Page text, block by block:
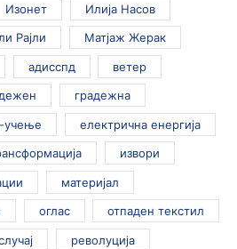
Изонет Илија Насов
Рајли Матјаж Жерак
адисспд ветер
градежна
учење електрична енергија
извори
материјал
оглас отпаден текстил
револуција